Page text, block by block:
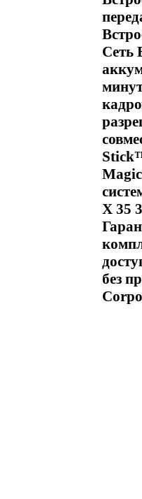
Сеть
X 35
без